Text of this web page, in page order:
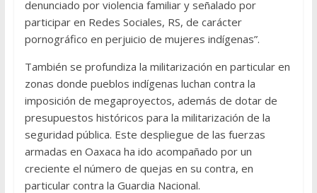
denunciado por violencia familiar y señalado por
participar en Redes Sociales, RS, de carácter
pornográfico en perjuicio de mujeres indígenas”.
También se profundiza la militarización en particular en
zonas donde pueblos indígenas luchan contra la
imposición de megaproyectos, además de dotar de
presupuestos históricos para la militarización de la
seguridad pública. Este despliegue de las fuerzas
armadas en Oaxaca ha ido acompañado por un
creciente el número de quejas en su contra, en
particular contra la Guardia Nacional.